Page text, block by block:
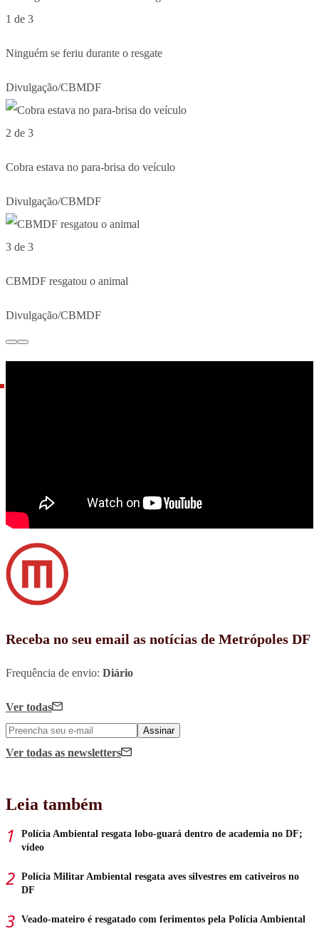
1 de 3
Ninguém se feriu durante o resgate
Divulgação/CBMDF
2 de 3
Cobra estava no para-brisa do veículo
Divulgação/CBMDF
3 de 3
CBMDF resgatou o animal
Divulgação/CBMDF
Receba no seu email as notícias de Metrópoles DF
Frequência de envio: Diário
Ver todas
Assinar
Ver todas as newsletters
Leia também
Polícia Ambiental resgata lobo-guará dentro de academia no DF;
vídeo
Polícia Militar Ambiental resgata aves silvestres em cativeiros no
DF
Veado-mateiro é resgatado com ferimentos pela Polícia Ambiental